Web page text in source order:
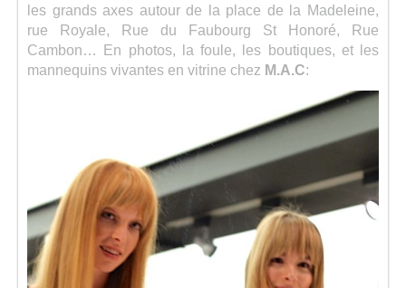
les grands axes autour de la place de la Madeleine,
rue Royale, Rue du Faubourg St Honoré, Rue
Cambon… En photos, la foule, les boutiques, et les
mannequins vivantes en vitrine chez M.A.C: